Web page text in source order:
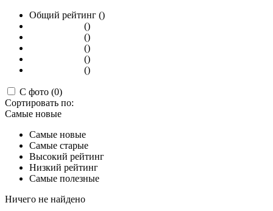
Общий рейтинг ()
()
()
()
()
()
С фото (0)
Сортировать по:
Самые новые
Самые новые
Самые старые
Высокий рейтинг
Низкий рейтинг
Самые полезные
Ничего не найдено